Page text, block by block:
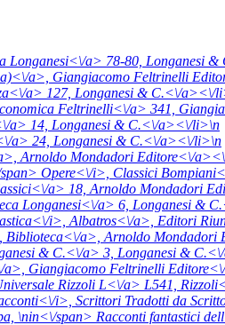
Longanesi<\/a> 78-80, Longanesi
a>, Giangiacomo Feltrinelli
a> 127, Longanesi & C.<\/a><\/
Feltrinelli<\/a> 341,
a> 14, Longanesi & C.<\/a><\/li>\n
a> 24, Longanesi & C.<\/a><\/li>\n
Arnoldo Mondadori Editore<\/
Opere<\/i>, Classici
a> 18, Arnoldo Mondadori
Longanesi<\/a> 6, Longanesi &
i>, Albatros<\/a>, Editori
Biblioteca<\/a>, Arnoldo Mondadori
& C.<\/a> 3, Longanesi &
Giangiacomo Feltrinelli
Rizzoli L<\/a> L541,
i>, Scrittori Tradotti da
\nin<\/span> Racconti fantastici